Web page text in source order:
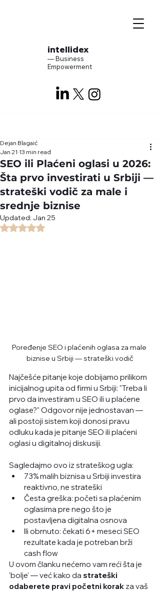
intellidex
— Business
Empowerment
SEO ili Plaćeni oglasi u 2026:
Šta prvo investirati u Srbiji —
strateški vodič za male i
srednje biznise
Dejan Blagaić
Jan 21 13 min read
Updated: Jan 25
Rated NaN out of 5 stars.
Poređenje SEO i plaćenih oglasa za male
biznise u Srbiji — strateški vodič
Najčešće pitanje koje dobijamo prilikom
inicijalnog upita od firmi u Srbiji: "Treba li
prvo da investiram u SEO ili u plaćene
oglase?" Odgovor nije jednostavan —
ali postoji sistem koji donosi pravu
odluku kada je pitanje SEO ili plaćeni
oglasi u digitalnoj diskusiji.
Sagledajmo ovo iz strateškog ugla:
73% malih biznisa u Srbiji investira
reaktivno, ne strateški
Česta greška: početi sa plaćenim
oglasima pre nego što je
postavljena digitalna osnova
Ili obrnuto: čekati 6+ meseci SEO
rezultate kada je potreban brži
cash flow
U ovom članku nećemo vam reći šta je
'bolje' — već kako da strateški
odaberete pravi početni korak za vaš